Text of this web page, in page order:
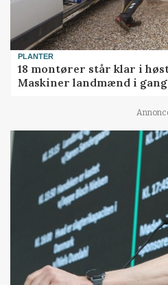
PLANTER
18 montører står klar i
Maskiner landmænd i gang